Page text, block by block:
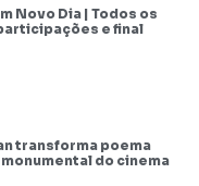
Novo Dia | Todos os
e final
transforma poema
do cinema